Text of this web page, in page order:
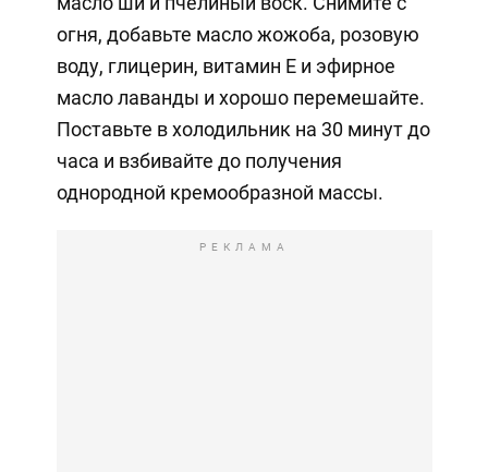
огня, добавьте масло жожоба, розовую
воду, глицерин, витамин Е и эфирное
масло лаванды и хорошо перемешайте.
Поставьте в холодильник на 30 минут до
часа и взбивайте до получения
однородной кремообразной массы.
РЕКЛАМА